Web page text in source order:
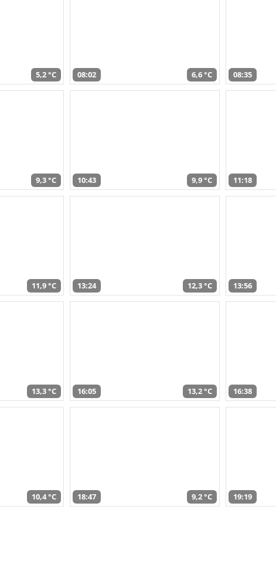
5,2 °C 08:02 6,6 °C 08:35
9,3 °C 10:43 9,9 °C 11:18
11,9 °C 13:24 12,3 °C 13:56
13,3 °C 16:05 13,2 °C 16:38
10,4 °C 18:47 9,2 °C 19:19